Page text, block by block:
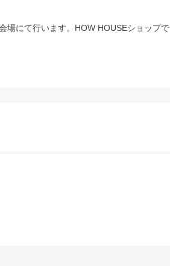
場にて行います。HOW HOUSEショップで